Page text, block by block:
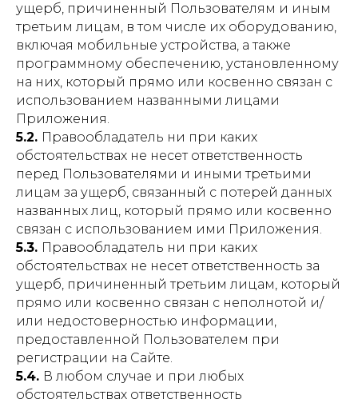
ущерб, причиненный Пользователям и иным
третьим лицам, в том числе их оборудованию,
включая мобильные устройства, а также
программному обеспечению, установленному
на них, который прямо или косвенно связан с
использованием названными лицами
Приложения.
5.2. Правообладатель ни при каких
обстоятельствах не несет ответственность
перед Пользователями и иными третьими
лицам за ущерб, связанный с потерей данных
названных лиц, который прямо или косвенно
связан с использованием ими Приложения.
5.3. Правообладатель ни при каких
обстоятельствах не несет ответственность за
ущерб, причиненный третьим лицам, который
прямо или косвенно связан с неполнотой и/
или недостоверностью информации,
предоставленной Пользователем при
регистрации на Сайте.
5.4. В любом случае и при любых
обстоятельствах ответственность